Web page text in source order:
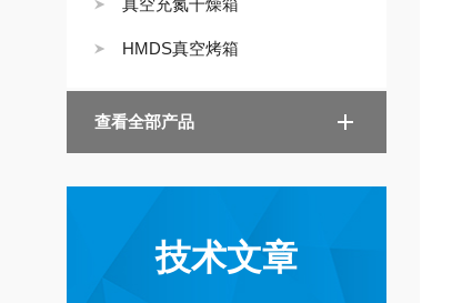
真空充氮干燥箱
HMDS真空烤箱
查看全部产品
技术文章